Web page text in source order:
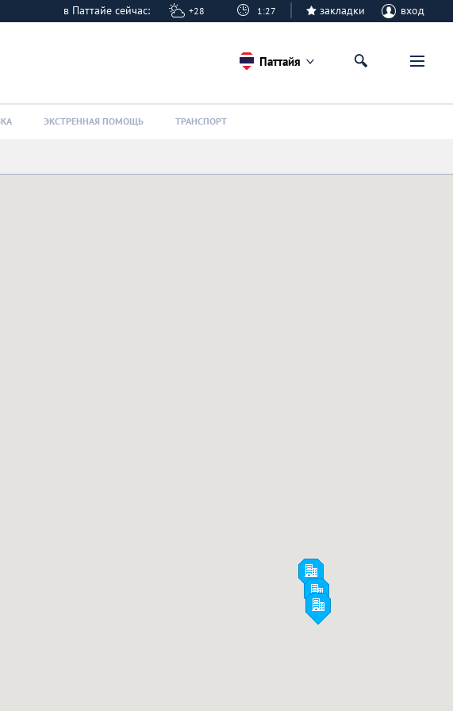
в Паттайе сейчас: +28 1:27 закладки вход
Паттайя
ЭКСТРЕННАЯ ПОМОЩЬ ТРАНСПОРТ